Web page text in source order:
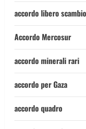
accordo libero scambio
Accordo Mercosur
accordo minerali rari
accordo per Gaza
accordo quadro